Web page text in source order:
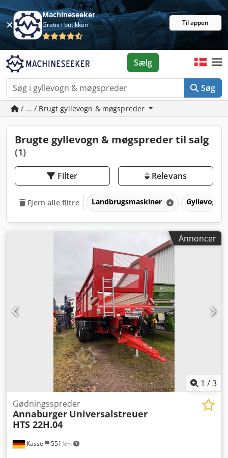
Machineseeker
Gratis i butikken Til appen
Søg
Sælg
/ ... / Brugt gyllevogn & møgspreder
Brugte gyllevogn & møgspreder til salg
(1)
Filter Relevans
Fjern alle filtre Landbrugsmaskiner Gyllevogn
Annoncer
1 /3
Kassel 551 km
Gødningsspreder
Annaburger Universalstreuer
HTS 22H.04